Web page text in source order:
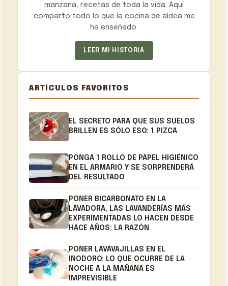
manzana, recetas de toda la vida. Aquí
comparto todo lo que la cocina de aldea me
ha enseñado.
LEER MI HISTORIA
ARTÍCULOS FAVORITOS
EL SECRETO PARA QUE SUS SUELOS
BRILLEN ES SÓLO ESO: 1 PIZCA
PONGA 1 ROLLO DE PAPEL HIGIÉNICO
EN EL ARMARIO Y SE SORPRENDERÁ
DEL RESULTADO
PONER BICARBONATO EN LA
LAVADORA, LAS LAVANDERÍAS MÁS
EXPERIMENTADAS LO HACEN DESDE
HACE AÑOS: LA RAZÓN
PONER LAVAVAJILLAS EN EL
INODORO: LO QUE OCURRE DE LA
NOCHE A LA MAÑANA ES
IMPREVISIBLE